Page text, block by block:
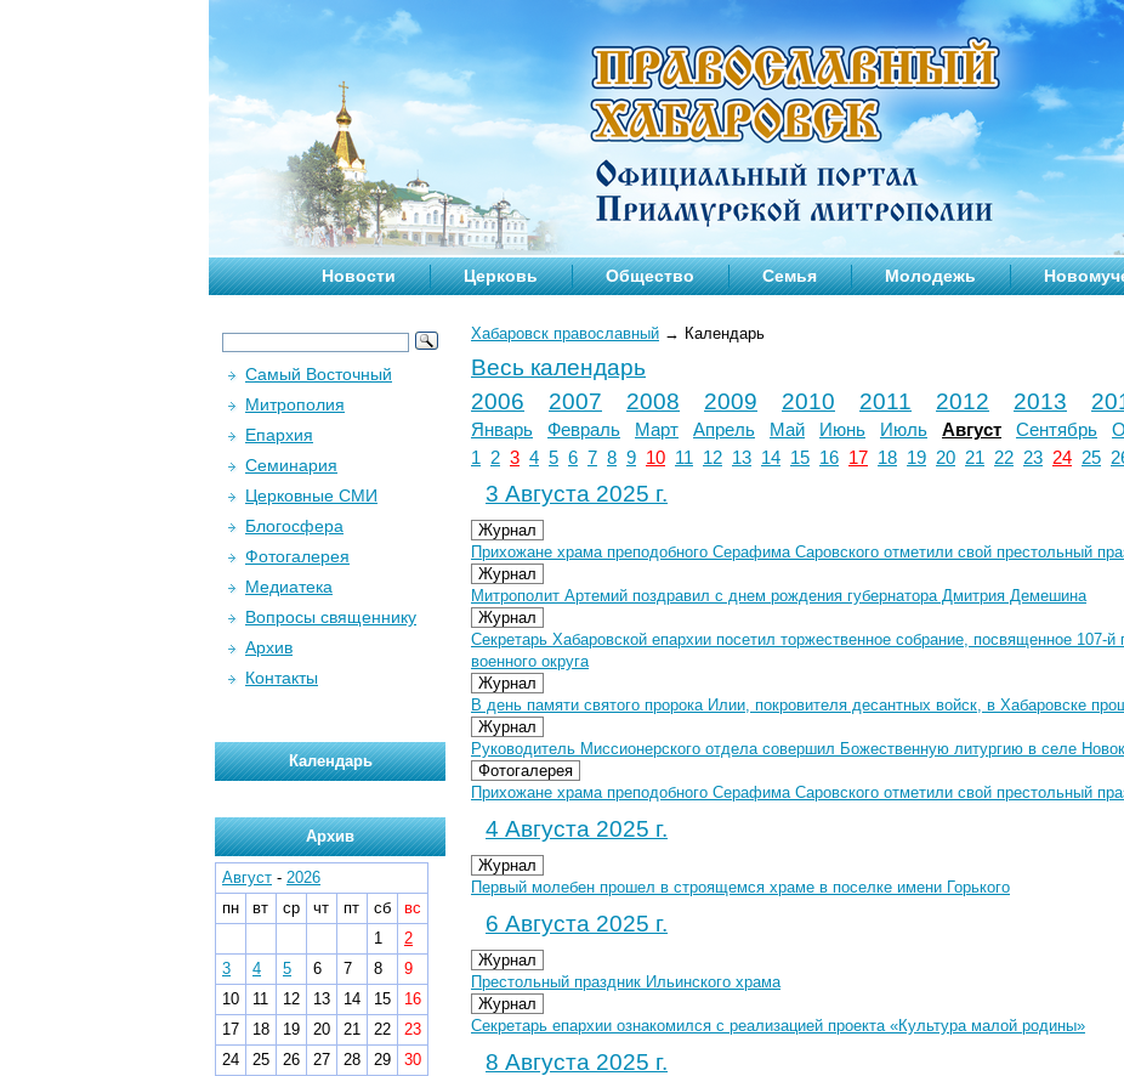
Новости Церковь Общество Семья Молодежь
Хабаровск православный → Календарь
Весь календарь
2006
2007 2008 2009 2010 2011 2012 2013
Январь Февраль Март Апрель Май Июнь Июль Август Сентябрь
1
2 3 4 5 6 7 8 9 10 11 12 13 14 15 16 17 18 19 20 21 22 23 24 25
3 Августа 2025 г.
Журнал
Прихожане храма преподобного Серафима Саровского отметили свой престольный
Журнал
Митрополит Артемий поздравил с днем рождения губернатора Дмитрия Демешина
Журнал
Секретарь Хабаровской епархии посетил торжественное собрание, посвященное 107-й
военного округа
Журнал
В день памяти святого пророка Илии, покровителя десантных войск, в Хабаровске
Журнал
Руководитель Миссионерского отдела совершил Божественную литургию в селе
Фотогалерея
Прихожане храма преподобного Серафима Саровского отметили свой престольный
4 Августа 2025 г.
Журнал
Первый молебен прошел в строящемся храме в поселке имени Горького
6 Августа 2025 г.
Журнал
Престольный праздник Ильинского храма
Журнал
Секретарь епархии ознакомился с реализацией проекта «Культура малой родины»
8 Августа 2025 г.
Самый Восточный
Митрополия
Епархия
Семинария
Церковные СМИ
Блогосфера
Фотогалерея
Медиатека
Вопросы священнику
Архив
Контакты
Календарь
Архив
Август - 2026
пн
вт ср чт пт сб
вс
1
2
3
4 5 6 7 8
9
10
11 12 13 14 15
16
17
18 19 20 21 22
23
24
25 26 27 28 29
30